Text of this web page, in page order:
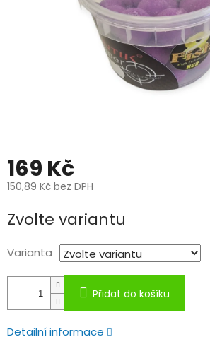
169 Kč
150,89 Kč bez DPH
cena:
Zvolte variantu
Varianta
Přidat do košíku
Detailní informace